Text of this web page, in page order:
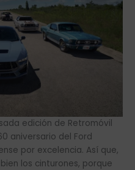
edición de Retromóvil
aniversario del Ford
por excelencia. Así que,
los cinturones, porque